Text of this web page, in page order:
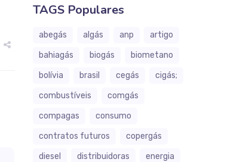
TAGS Populares
abegás algás anp
artigo
bahiagás
biogás
biometano
bolívia
brasil cegás
cigás;
combustíveis
comgás
compagas
consumo
contratos futuros
copergás
diesel
distribuidoras
energia